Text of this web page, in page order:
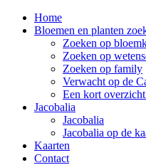
Home
Bloemen en planten
Zoeken op
Zoeken op
Zoeken op family
Verwacht op de
Een kort
Jacobalia
Jacobalia
Jacobalia op de
Kaarten
Contact